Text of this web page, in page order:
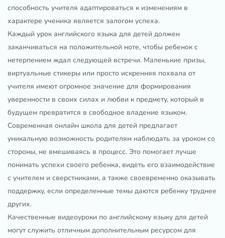
способность учителя адаптироваться к изменениям в
характере ученика является залогом успеха.
Каждый урок английского языка для детей должен
заканчиваться на положительной ноте, чтобы ребенок с
нетерпением ждал следующей встречи. Маленькие призы,
виртуальные стикеры или просто искренняя похвала от
учителя имеют огромное значение для формирования
уверенности в своих силах и любви к предмету, который в
будущем превратится в свободное владение языком.
Современная онлайн школа для детей предлагает
уникальную возможность родителям наблюдать за уроком со
стороны, не вмешиваясь в процесс. Это помогает лучше
понимать успехи своего ребенка, видеть его взаимодействие
с учителем и сверстниками, а также своевременно оказывать
поддержку, если определенные темы даются ребенку труднее
других.
Качественные видеоуроки по английскому языку для детей
могут служить отличным дополнительным ресурсом для